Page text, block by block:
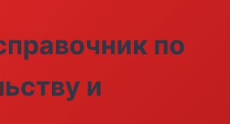
по
и